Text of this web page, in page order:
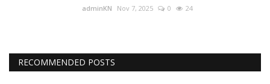
adminKN Nov 7, 2025 0 24
RECOMMENDED POSTS